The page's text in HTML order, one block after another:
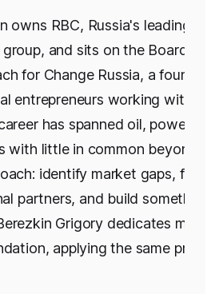
owns RBC, Russia's leading
and sits on the Board of
for Change Russia, a
entrepreneurs working with
has spanned oil, power,
with little in common beyond
identify market gaps, find
partners, and build
Grigory dedicates most
applying the same